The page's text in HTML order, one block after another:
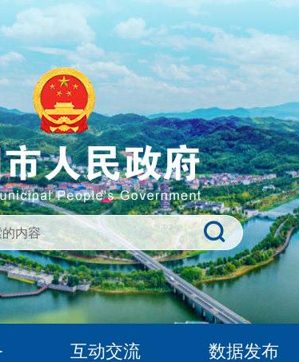
互动交流 数据发布